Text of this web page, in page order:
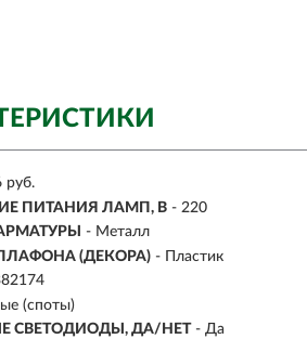
руб.
ПИТАНИЯ ЛАМП, В - 220
- Металл
(ДЕКОРА) - Пластик
(споты)
СВЕТОДИОДЫ, ДА/НЕТ - Да